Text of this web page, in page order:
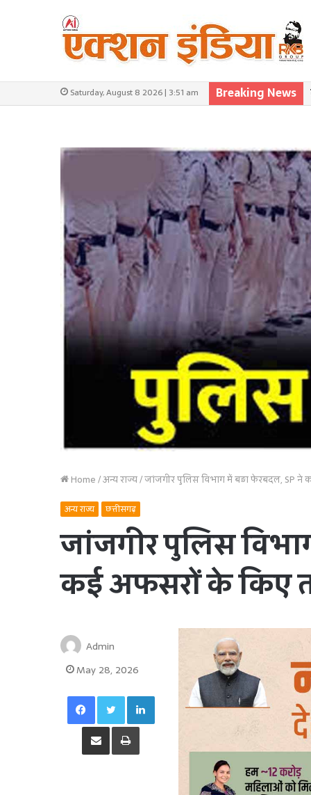
Saturday, August 8 2026 | 3:51 am Breaking News
Home/अन्य राज्य/जांजगीर पुलिस विभाग में बड़ा फेरबदल, SP
अन्य राज्य छत्तीसगढ़
जांजगीर पुलिस
कई अफसरों के किए
Admin
May 28, 2026
Facebook Twitter LinkedIn
Share via Email Print